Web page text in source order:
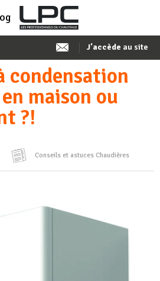
J'accède au site
condensation
maison ou
?!
Conseils et astuces Chaudières